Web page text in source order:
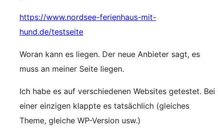
https://www.nordsee-ferienhaus-mit-
hund.de/testseite
Woran kann es liegen. Der neue Anbieter sagt, es
muss an meiner Seite liegen.
Ich habe es auf verschiedenen Websites getestet. Bei
einer einzigen klappte es tatsächlich (gleiches
Theme, gleiche WP-Version usw.)